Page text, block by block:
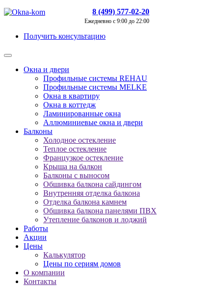
8 (499) 577-02-20
Ежедневно с 9:00 до 22:00
Получить консультацию
Окна и двери
Профильные системы REHAU
Профильные системы MELKE
Окна в квартиру
Окна в коттедж
Ламинированные окна
Аллюминиевые окна и двери
Балконы
Холодное остекление
Теплое остекление
Французкое остекление
Крыша на балкон
Балконы с выносом
Обшивка балкона сайдингом
Внутренняя отделка балкона
Отделка балкона камнем
Обшивка балкона панелями ПВХ
Утепление балконов и лоджий
Работы
Акции
Цены
Калькулятор
Цены по сериям домов
О компании
Контакты